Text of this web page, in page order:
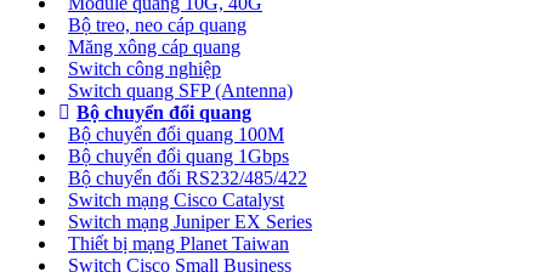
Bộ treo, neo cáp quang
Măng xông cáp quang
Switch công nghiệp
Switch quang SFP (Antenna)
Bộ chuyển đổi quang
Bộ chuyển đổi quang 100M
Bộ chuyển đổi quang 1Gbps
Bộ chuyển đối RS232/485/422
Switch mạng Cisco Catalyst
Switch mạng Juniper EX Series
Thiết bị mạng Planet Taiwan
Switch Cisco Small Business